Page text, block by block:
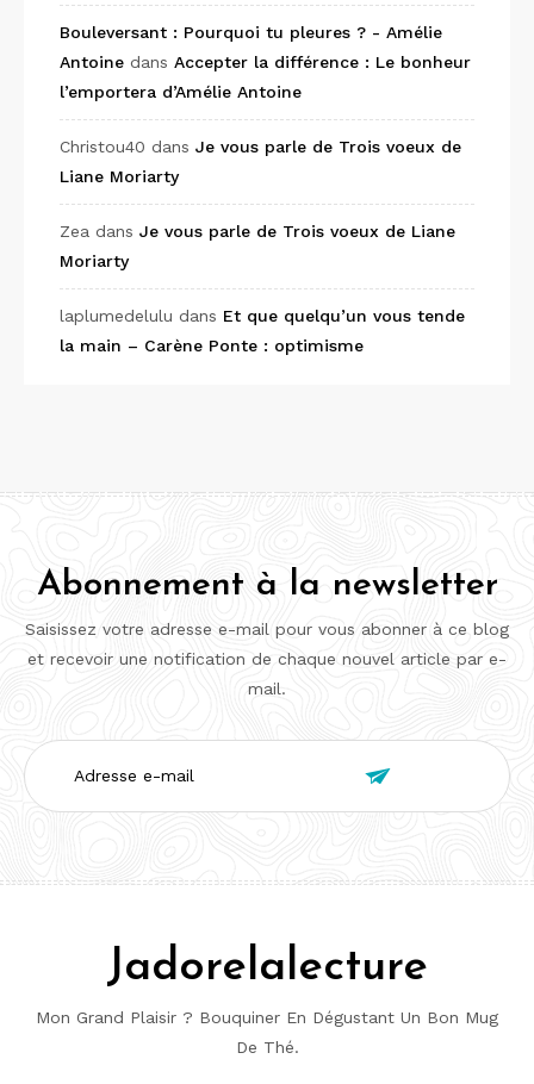
Bouleversant : Pourquoi tu pleures ? - Amélie
Antoine dans Accepter la différence : Le bonheur
l’emportera d’Amélie Antoine
Christou40 dans Je vous parle de Trois voeux de
Liane Moriarty
Zea dans Je vous parle de Trois voeux de Liane
Moriarty
laplumedelulu dans Et que quelqu’un vous tende
la main – Carène Ponte : optimisme
Abonnement à la newsletter
Saisissez votre adresse e-mail pour vous abonner à ce blog
et recevoir une notification de chaque nouvel article par e-
mail.
Adresse
e-
mail

Jadorelalecture
Mon Grand Plaisir ? Bouquiner En Dégustant Un Bon Mug
De Thé.